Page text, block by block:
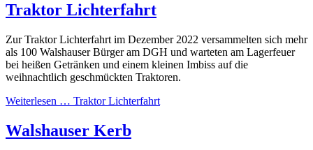
Traktor Lichterfahrt
Zur Traktor Lichterfahrt im Dezember 2022 versammelten sich mehr
als 100 Walshauser Bürger am DGH und warteten am Lagerfeuer
bei heißen Getränken und einem kleinen Imbiss auf die
weihnachtlich geschmückten Traktoren.
Weiterlesen … Traktor Lichterfahrt
Walshauser Kerb